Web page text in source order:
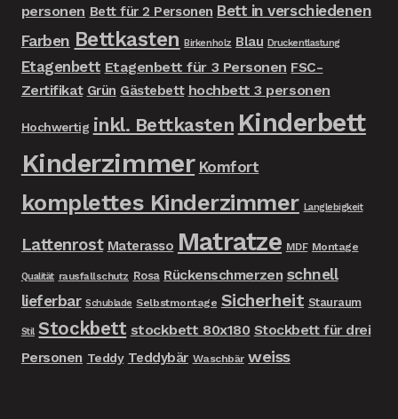
personen Bett für 2 Personen Bett in verschiedenen
Farben Bettkasten Birkenholz Blau Druckentlastung
Etagenbett Etagenbett für 3 Personen FSC-
Zertifikat Grün Gästebett hochbett 3 personen
Hochwertig inkl. Bettkasten Kinderbett
Kinderzimmer Komfort
komplettes Kinderzimmer Langlebigkeit
Lattenrost Materasso Matratze MDF Montage
Qualität rausfallschutz Rosa Rückenschmerzen schnell
lieferbar Schublade Selbstmontage Sicherheit Stauraum
Stil Stockbett stockbett 80x180 Stockbett für drei
Personen Teddy Teddybär Waschbär weiss